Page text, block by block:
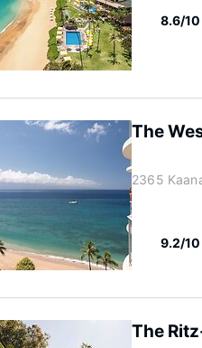
8.6/10
The
2365
9.2/10
The